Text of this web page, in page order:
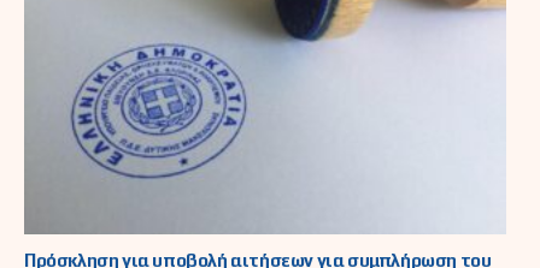
Πρόσκληση για υποβολή αιτήσεων για συμπλήρωση του